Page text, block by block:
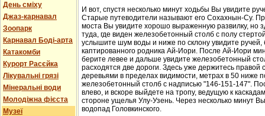
День сміху
Джаз-карнавал
Зоопарк
Карнавал Боді-арта
Катакомби
Курорт Расєйка
Лікувальні грязі
Мінеральні води
Молодіжна фієста
Музеї
И вот, спустя несколько минут ходьбы Вы увидите
Старые путеводители называют его Сохахнын-Су.
моста Вы увидите хорошо выраженную развилку, но
туда, где виден железобетонный столб с полу
услышите шум воды и ниже по склону увидите
каптированного родника Ай-Иори. После Ай-Иори
берите левее и дальше увидите железобетонный
расходятся две дороги. Здесь уже держитесь правой
деревьями в пределах видимости, метрах в 50 ниже
железобетонный столб с надписью "146-151-147".
влево, и вскоре выйдете на тропу, ведущую к
стороне ущелья Улу-Узень. Через несколько минут
водопад Головкинского.